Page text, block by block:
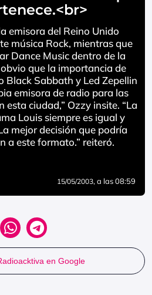
emisora del Reino Unido
música Rock, mientras que
Dance Music dentro de la
que la importancia de
Black Sabbath y Led Zepellin
emisora de radio para las
esta ciudad,” Ozzy insite. “La
Louis siempre es igual y
mejor decisión que podría
a este formato.” reiteró.
15/05/2003, a las 08:59
en Google